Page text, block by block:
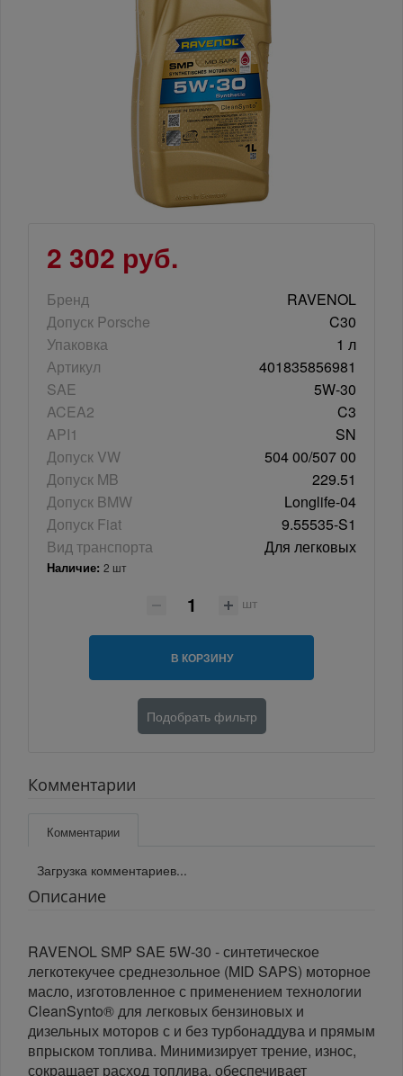
2 302 руб.
Бренд
RAVENOL
Допуск Porsche
C30
Упаковка
1 л
Артикул
401835856981
SAE
5W-30
ACEA2
C3
API1
SN
Допуск VW
504 00/507 00
Допуск MB
229.51
Допуск BMW
Longlife-04
Допуск Fiat
9.55535-S1
Вид транспорта
Для легковых
Наличие: 2 шт
шт
В КОРЗИНУ
Подобрать фильтр
Комментарии
Комментарии
Загрузка комментариев...
Описание
RAVENOL SMP SAE 5W-30 - синтетическое
легкотекучее среднезольное (MID SAPS) моторное
масло, изготовленное с применением технологии
CleanSynto® для легковых бензиновых и
дизельных моторов с и без турбонаддува и прямым
впрыском топлива. Минимизирует трение, износ,
сокращает расход топлива, обеспечивает